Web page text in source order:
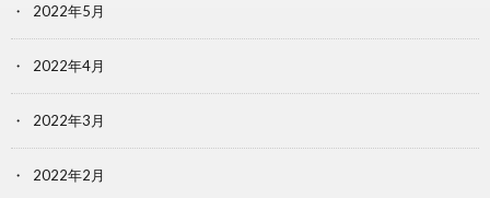
2022年5月
2022年4月
2022年3月
2022年2月